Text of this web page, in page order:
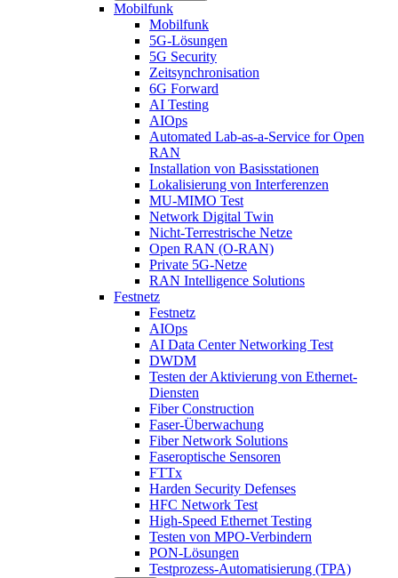
Mobilfunk
Mobilfunk
5G-Lösungen
5G Security
Zeitsynchronisation
6G Forward
AI Testing
AIOps
Automated Lab-as-a-Service for Open
RAN
Installation von Basisstationen
Lokalisierung von Interferenzen
MU-MIMO Test
Network Digital Twin
Nicht-Terrestrische Netze
Open RAN (O-RAN)
Private 5G-Netze
RAN Intelligence Solutions
Festnetz
Festnetz
AIOps
AI Data Center Networking Test
DWDM
Testen der Aktivierung von Ethernet-
Diensten
Fiber Construction
Faser-Überwachung
Fiber Network Solutions
Faseroptische Sensoren
FTTx
Harden Security Defenses
HFC Network Test
High-Speed Ethernet Testing
Testen von MPO-Verbindern
PON-Lösungen
Testprozess-Automatisierung (TPA)